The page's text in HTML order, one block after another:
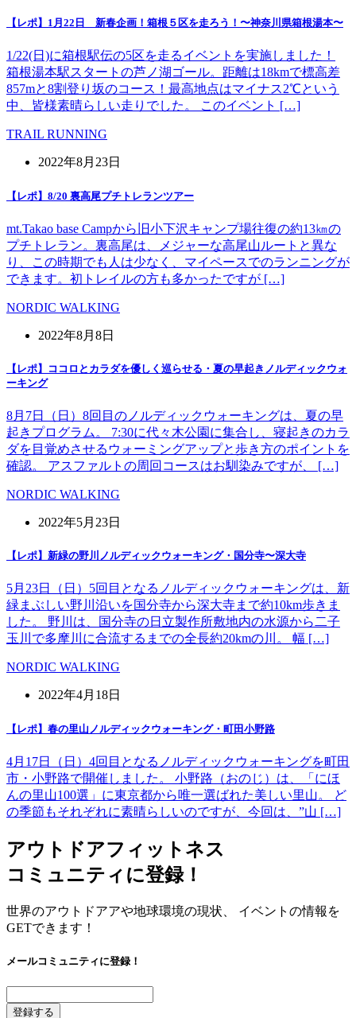
【レポ】1月22日 新春企画！箱根５区を走ろう！〜神奈川県箱根湯本〜
1/22(日)に箱根駅伝の5区を走るイベントを実施しました！
箱根湯本駅スタートの芦ノ湖ゴール。距離は18kmで標高差
857mと8割登り坂のコース！最高地点はマイナス2℃という
中、皆様素晴らしい走りでした。 このイベント […]
TRAIL RUNNING
2022年8月23日
【レポ】8/20 裏高尾プチトレランツアー
mt.Takao base Campから旧小下沢キャンプ場往復の約13㎞の
プチトレラン。裏高尾は、メジャーな高尾山ルートと異な
り、この時期でも人は少なく、マイペースでのランニングが
できます。初トレイルの方も多かったですが […]
NORDIC WALKING
2022年8月8日
【レポ】ココロとカラダを優しく巡らせる・夏の早起きノルディックウォ
ーキング
8月7日（日）8回目のノルディックウォーキングは、夏の早
起きプログラム。 7:30に代々木公園に集合し、寝起きのカラ
ダを目覚めさせるウォーミングアップと歩き方のポイントを
確認。 アスファルトの周回コースはお馴染みですが、 […]
NORDIC WALKING
2022年5月23日
【レポ】新緑の野川ノルディックウォーキング・国分寺〜深大寺
5月23日（日）5回目となるノルディックウォーキングは、新
緑まぶしい野川沿いを国分寺から深大寺まで約10km歩きま
した。 野川は、国分寺の日立製作所敷地内の水源から二子
玉川で多摩川に合流するまでの全長約20kmの川。 幅 […]
NORDIC WALKING
2022年4月18日
【レポ】春の里山ノルディックウォーキング・町田小野路
4月17日（日）4回目となるノルディックウォーキングを町田
市・小野路で開催しました。 小野路（おのじ）は、「にほ
んの里山100選」に東京都から唯一選ばれた美しい里山。 ど
の季節もそれぞれに素晴らしいのですが、今回は、”山 […]
アウトドアフィットネス
コミュニティに登録！
世界のアウトドアアや地球環境の現状、 イベントの情報を
GETできます！
メールコミュニティに登録！